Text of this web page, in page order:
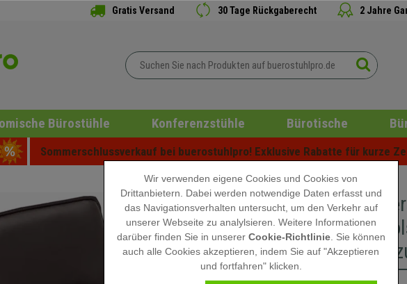
Gratis Versand 30 Tage Rückgaberecht 2 Jahre
Bürostühle Konferenzstühle Bürotische
Sommerschlussverkauf bei buerostuhlpro! Exklusive Rabatte für kurze
dicke
Wir verwenden eigene Cookies und Cookies von
Drittanbietern. Dabei werden notwendige Daten erfasst und
das Navigationsverhalten untersucht, um den Verkehr auf
unserer Webseite zu analylsieren. Weitere Informationen
darüber finden Sie in unserer Cookie-Richtlinie. Sie können
auch alle Cookies akzeptieren, indem Sie auf "Akzeptieren
und fortfahren" klicken.